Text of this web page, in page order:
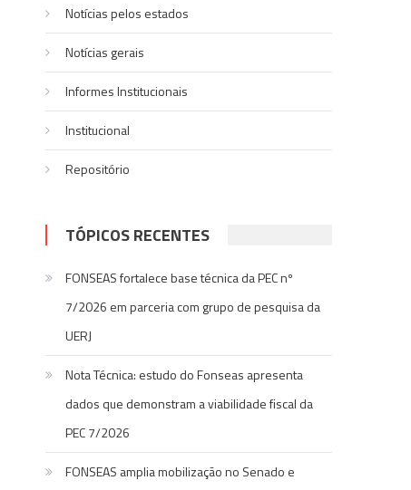
Notícias pelos estados
Notí­cias gerais
Informes Institucionais
Institucional
Repositório
TÓPICOS RECENTES
FONSEAS fortalece base técnica da PEC nº
7/2026 em parceria com grupo de pesquisa da
UERJ
Nota Técnica: estudo do Fonseas apresenta
dados que demonstram a viabilidade fiscal da
PEC 7/2026
FONSEAS amplia mobilização no Senado e